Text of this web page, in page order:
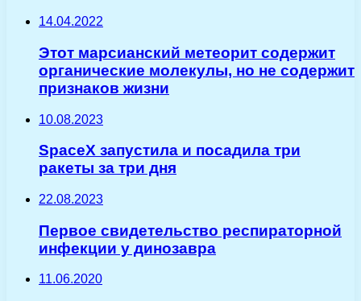
14.04.2022
Этот марсианский метеорит содержит
органические молекулы, но не содержит
признаков жизни
10.08.2023
SpaceX запустила и посадила три
ракеты за три дня
22.08.2023
Первое свидетельство респираторной
инфекции у динозавра
11.06.2020